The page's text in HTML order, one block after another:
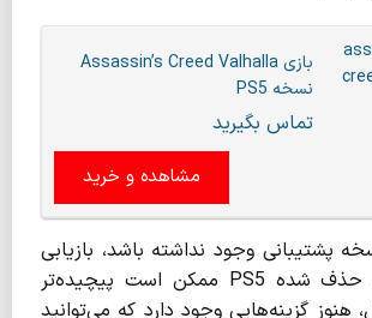
بازی Assassin’s Creed Valhalla
نسخه PS5
تماس بگیرید
مشاهده و خرید
پشتیبانی وجود نداشته باشد، بازیابی
فایل های بازی حذف شده PS5 ممکن است پیچیده‌تر
هنوز گزینه‌هایی وجود دارد که می‌توانید